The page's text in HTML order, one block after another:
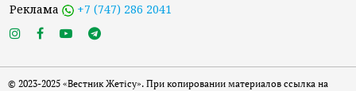
Реклама +7 (747) 286 2041
© 2023-2025 «Вестник Жетісу». При копировании материалов ссылка на